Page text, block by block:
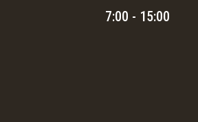
7:00 - 15:00